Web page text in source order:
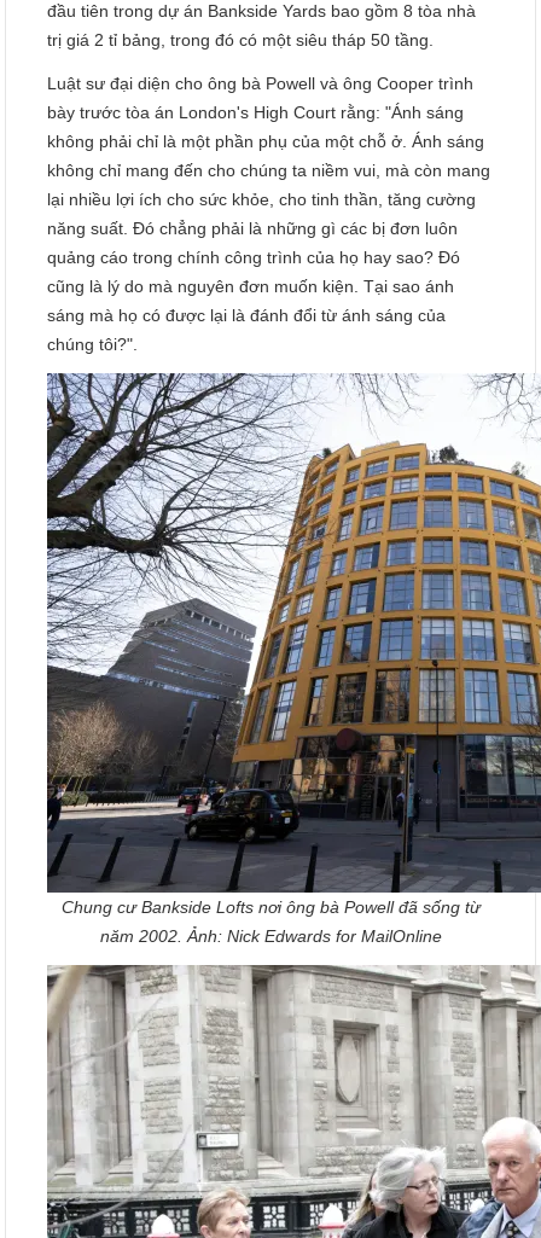
đầu tiên trong dự án Bankside Yards bao gồm 8 tòa nhà
trị giá 2 tỉ bảng, trong đó có một siêu tháp 50 tầng.
Luật sư đại diện cho ông bà Powell và ông Cooper trình
bày trước tòa án London's High Court rằng: "Ánh sáng
không phải chỉ là một phần phụ của một chỗ ở. Ánh sáng
không chỉ mang đến cho chúng ta niềm vui, mà còn mang
lại nhiều lợi ích cho sức khỏe, cho tinh thần, tăng cường
năng suất. Đó chẳng phải là những gì các bị đơn luôn
quảng cáo trong chính công trình của họ hay sao? Đó
cũng là lý do mà nguyên đơn muốn kiện. Tại sao ánh
sáng mà họ có được lại là đánh đổi từ ánh sáng của
chúng tôi?".
Chung cư Bankside Lofts nơi ông bà Powell đã sống từ
năm 2002. Ảnh: Nick Edwards for MailOnline